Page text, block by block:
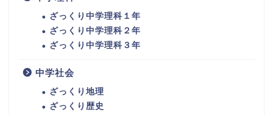
ざっくり中学理科１年
ざっくり中学理科２年
ざっくり中学理科３年
中学社会
ざっくり地理
ざっくり歴史